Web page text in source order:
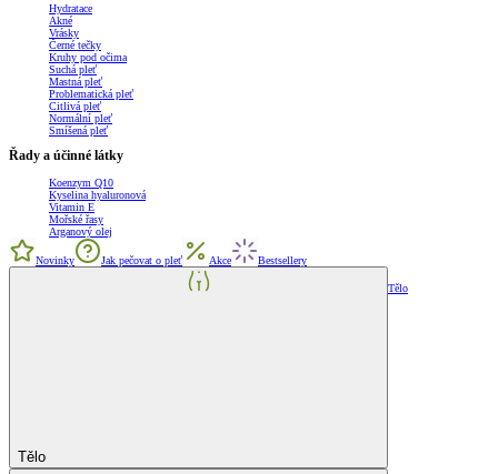
Hydratace
Akné
Vrásky
Černé tečky
Kruhy pod očima
Suchá pleť
Mastná pleť
Problematická pleť
Citlivá pleť
Normální pleť
Smíšená pleť
Řady a účinné látky
Koenzym Q10
Kyselina hyaluronová
Vitamin E
Mořské řasy
Arganový olej
Novinky Jak pečovat o pleť Akce Bestsellery
Tělo
Tělo